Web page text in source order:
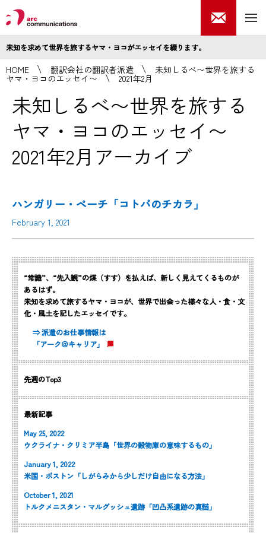
未知を求めて世界を旅するヤマ・ヨコがエッセイを綴ります。
HOME 翻訳会社の翻訳者派遣 未知しるべ〜世界を旅する
ヤマ・ヨコのエッセイ〜 2021年2月
未知しるべ〜世界を旅する
ヤマ・ヨコのエッセイ〜
2021年2月アーカイブ
ハンガリー・ペーチ「コトバのチカラ」
February 1, 2021
“常識”、“先入観”の煤（すす）を払えば、新しく見えてくるものが
あるはず。
未知を求めて旅するヤマ・ヨコが、世界で出会った様々な人・食・文
化・風土を記したエッセイです。
⇒ 派遣のお仕事情報は
「アーク＠キャリア」
先週のTop3
最新記事
May 25, 2022
ウクライナ・クリミア半島「世界の穀物庫の意味するもの」
January 1, 2022
米国・ボストン「しがらみから少しだけ自由になる方法」
October 1, 2021
トルクメニスタン・マルグッシュ遺跡「凹凸系遺跡の真髄」